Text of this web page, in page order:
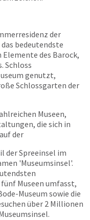
der
bedeutendste
Elemente des Barock,
Schloss
genutzt,
Schlossgarten der
Museen,
die sich in
der
der Spreeinsel im
'Museumsinsel'.
Museen umfasst,
Museum sowie die
über 2 Millionen